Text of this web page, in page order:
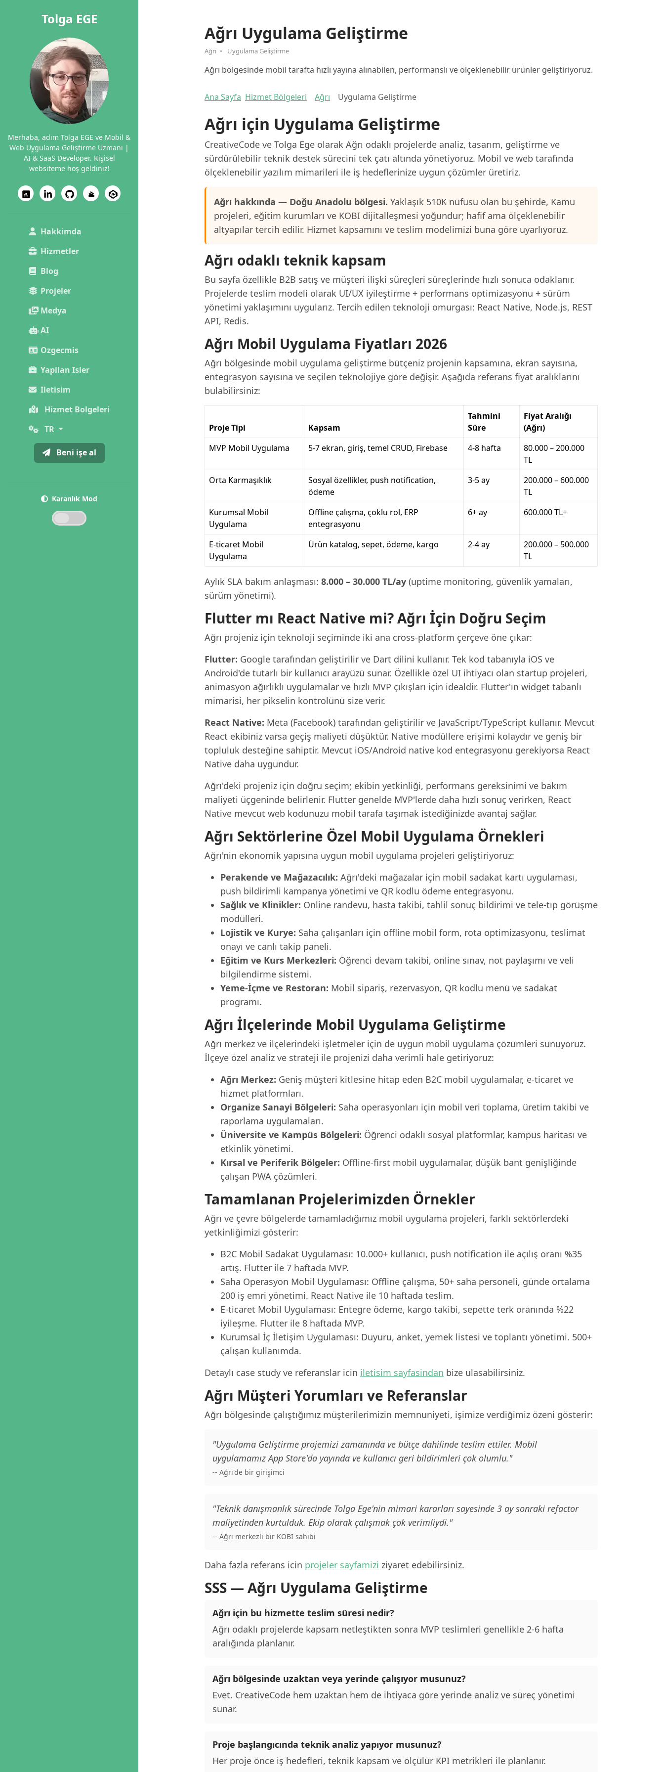
Tolga EGE
Merhaba, adım Tolga EGE ve Mobil &
Web Uygulama Geliştirme Uzmanı |
AI & SaaS Developer. Kişisel
websiteme hoş geldiniz!
Hakkimda
Hizmetler
Blog
Projeler
Medya
AI
Ozgecmis
Yapilan Isler
Iletisim
Hizmet Bolgeleri
TR
Beni işe al
Karanlık Mod
Ağrı Uygulama Geliştirme
Ağrı Uygulama Geliştirme
Ağrı bölgesinde mobil tarafta hızlı yayına alınabilen, performanslı ve ölçeklenebilir ürünler geliştiriyoruz.
Ana Sayfa Hizmet Bölgeleri Ağrı Uygulama Geliştirme
Ağrı için Uygulama Geliştirme
CreativeCode ve Tolga Ege olarak Ağrı odaklı projelerde analiz, tasarım, geliştirme ve
sürdürülebilir teknik destek sürecini tek çatı altında yönetiyoruz. Mobil ve web tarafında
ölçeklenebilir yazılım mimarileri ile iş hedeflerinize uygun çözümler üretiriz.
Ağrı hakkında — Doğu Anadolu bölgesi. Yaklaşık 510K nüfusu olan bu şehirde, Kamu
projeleri, eğitim kurumları ve KOBI dijitalleşmesi yoğundur; hafif ama ölçeklenebilir
altyapılar tercih edilir. Hizmet kapsamını ve teslim modelimizi buna göre uyarlıyoruz.
Ağrı odaklı teknik kapsam
Bu sayfa özellikle B2B satış ve müşteri ilişki süreçleri süreçlerinde hızlı sonuca odaklanır.
Projelerde teslim modeli olarak UI/UX iyileştirme + performans optimizasyonu + sürüm
yönetimi yaklaşımını uygularız. Tercih edilen teknoloji omurgası: React Native, Node.js, REST
API, Redis.
Ağrı Mobil Uygulama Fiyatları 2026
Ağrı bölgesinde mobil uygulama geliştirme bütçeniz projenin kapsamına, ekran sayısına,
entegrasyon sayısına ve seçilen teknolojiye göre değişir. Aşağıda referans fiyat aralıklarını
bulabilirsiniz:
Proje Tipi Kapsam
Tahmini
Süre
Fiyat Aralığı
(Ağrı)
MVP Mobil Uygulama
5-7 ekran, giriş, temel CRUD, Firebase 4-8 hafta
80.000 – 200.000
TL
Orta Karmaşıklık
Sosyal özellikler, push notification,
ödeme
3-5 ay
200.000 – 600.000
TL
Kurumsal Mobil
Uygulama
Offline çalışma, çoklu rol, ERP
entegrasyonu
6+ ay 600.000 TL+
E-ticaret Mobil
Uygulama
Ürün katalog, sepet, ödeme, kargo 2-4 ay
200.000 – 500.000
TL
Aylık SLA bakım anlaşması: 8.000 – 30.000 TL/ay (uptime monitoring, güvenlik yamaları,
sürüm yönetimi).
Flutter mı React Native mi? Ağrı İçin Doğru Seçim
Ağrı projeniz için teknoloji seçiminde iki ana cross-platform çerçeve öne çıkar:
Flutter: Google tarafından geliştirilir ve Dart dilini kullanır. Tek kod tabanıyla iOS ve
Android'de tutarlı bir kullanıcı arayüzü sunar. Özellikle özel UI ihtiyacı olan startup projeleri,
animasyon ağırlıklı uygulamalar ve hızlı MVP çıkışları için idealdir. Flutter'ın widget tabanlı
mimarisi, her pikselin kontrolünü size verir.
React Native: Meta (Facebook) tarafından geliştirilir ve JavaScript/TypeScript kullanır. Mevcut
React ekibiniz varsa geçiş maliyeti düşüktür. Native modüllere erişimi kolaydır ve geniş bir
topluluk desteğine sahiptir. Mevcut iOS/Android native kod entegrasyonu gerekiyorsa React
Native daha uygundur.
Ağrı'deki projeniz için doğru seçim; ekibin yetkinliği, performans gereksinimi ve bakım
maliyeti üçgeninde belirlenir. Flutter genelde MVP'lerde daha hızlı sonuç verirken, React
Native mevcut web kodunuzu mobil tarafa taşımak istediğinizde avantaj sağlar.
Ağrı Sektörlerine Özel Mobil Uygulama Örnekleri
Ağrı'nin ekonomik yapısına uygun mobil uygulama projeleri geliştiriyoruz:
Perakende ve Mağazacılık: Ağrı'deki mağazalar için mobil sadakat kartı uygulaması,
push bildirimli kampanya yönetimi ve QR kodlu ödeme entegrasyonu.
Sağlık ve Klinikler: Online randevu, hasta takibi, tahlil sonuç bildirimi ve tele-tıp görüşme
modülleri.
Lojistik ve Kurye: Saha çalışanları için offline mobil form, rota optimizasyonu, teslimat
onayı ve canlı takip paneli.
Eğitim ve Kurs Merkezleri: Öğrenci devam takibi, online sınav, not paylaşımı ve veli
bilgilendirme sistemi.
Yeme-İçme ve Restoran: Mobil sipariş, rezervasyon, QR kodlu menü ve sadakat
programı.
Ağrı İlçelerinde Mobil Uygulama Geliştirme
Ağrı merkez ve ilçelerindeki işletmeler için de uygun mobil uygulama çözümleri sunuyoruz.
İlçeye özel analiz ve strateji ile projenizi daha verimli hale getiriyoruz:
Ağrı Merkez: Geniş müşteri kitlesine hitap eden B2C mobil uygulamalar, e-ticaret ve
hizmet platformları.
Organize Sanayi Bölgeleri: Saha operasyonları için mobil veri toplama, üretim takibi ve
raporlama uygulamaları.
Üniversite ve Kampüs Bölgeleri: Öğrenci odaklı sosyal platformlar, kampüs haritası ve
etkinlik yönetimi.
Kırsal ve Periferik Bölgeler: Offline-first mobil uygulamalar, düşük bant genişliğinde
çalışan PWA çözümleri.
Tamamlanan Projelerimizden Örnekler
Ağrı ve çevre bölgelerde tamamladığımız mobil uygulama projeleri, farklı sektörlerdeki
yetkinliğimizi gösterir:
B2C Mobil Sadakat Uygulaması: 10.000+ kullanıcı, push notification ile açılış oranı %35
artış. Flutter ile 7 haftada MVP.
Saha Operasyon Mobil Uygulaması: Offline çalışma, 50+ saha personeli, günde ortalama
200 iş emri yönetimi. React Native ile 10 haftada teslim.
E-ticaret Mobil Uygulaması: Entegre ödeme, kargo takibi, sepette terk oranında %22
iyileşme. Flutter ile 8 haftada MVP.
Kurumsal İç İletişim Uygulaması: Duyuru, anket, yemek listesi ve toplantı yönetimi. 500+
çalışan kullanımda.
Detaylı case study ve referanslar icin iletisim sayfasindan bize ulasabilirsiniz.
Ağrı Müşteri Yorumları ve Referanslar
Ağrı bölgesinde çalıştığımız müşterilerimizin memnuniyeti, işimize verdiğimiz özeni gösterir:
"Uygulama Geliştirme projemizi zamanında ve bütçe dahilinde teslim ettiler. Mobil
uygulamamız App Store'da yayında ve kullanıcı geri bildirimleri çok olumlu."
-- Ağrı'de bir girişimci
"Teknik danışmanlık sürecinde Tolga Ege'nin mimari kararları sayesinde 3 ay sonraki refactor
maliyetinden kurtulduk. Ekip olarak çalışmak çok verimliydi."
-- Ağrı merkezli bir KOBI sahibi
Daha fazla referans icin projeler sayfamizi ziyaret edebilirsiniz.
SSS — Ağrı Uygulama Geliştirme
Ağrı için bu hizmette teslim süresi nedir?
Ağrı odaklı projelerde kapsam netleştikten sonra MVP teslimleri genellikle 2-6 hafta
aralığında planlanır.
Ağrı bölgesinde uzaktan veya yerinde çalışıyor musunuz?
Evet. CreativeCode hem uzaktan hem de ihtiyaca göre yerinde analiz ve süreç yönetimi
sunar.
Proje başlangıcında teknik analiz yapıyor musunuz?
Her proje önce iş hedefleri, teknik kapsam ve ölçülür KPI metrikleri ile planlanır.